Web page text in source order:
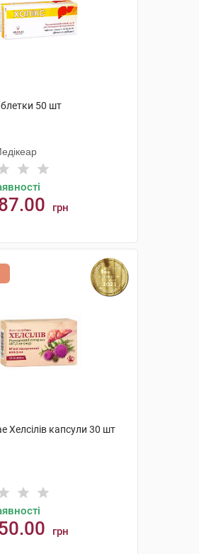
50 шт
грн
Хелсілів капсули 30 шт
грн